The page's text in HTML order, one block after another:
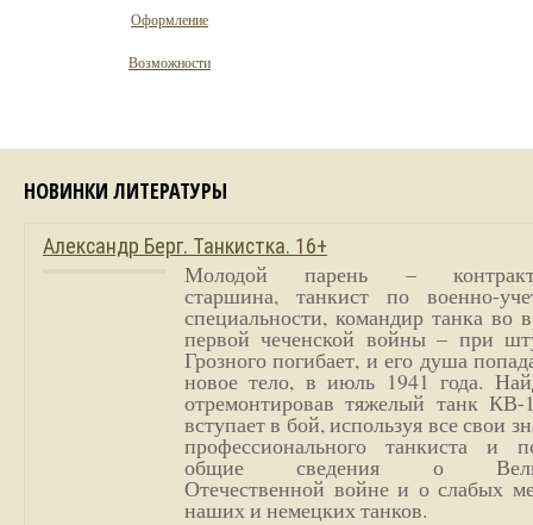
Оформление
Возможности
НОВИНКИ ЛИТЕРАТУРЫ
Александр Берг. Танкистка. 16+
Молодой парень –
старшина, танкист по военно-
специальности, командир танка во
первой чеченской войны – при
Грозного погибает, и его душа
новое тело, в июль 1941 года.
отремонтировав тяжелый танк
вступает в бой, используя все свои
профессионального танкиста и
общие сведения о
Отечественной войне и о слабых
наших и немецких танков.